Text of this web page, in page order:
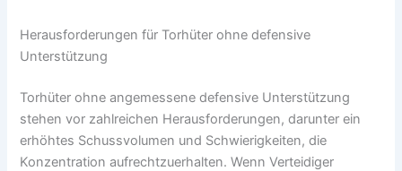
Herausforderungen für Torhüter ohne defensive
Unterstützung
Torhüter ohne angemessene defensive Unterstützung
stehen vor zahlreichen Herausforderungen, darunter ein
erhöhtes Schussvolumen und Schwierigkeiten, die
Konzentration aufrechtzuerhalten. Wenn Verteidiger